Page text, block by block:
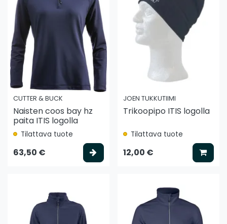
CUTTER & BUCK
Naisten coos bay hz
paita ITIS logolla
Tilattava tuote
63,50 € Valitse vaihtoehto
JOEN TUKKUTIIMI
Trikoopipo ITIS logolla
Tilattava tuote
12,00 €